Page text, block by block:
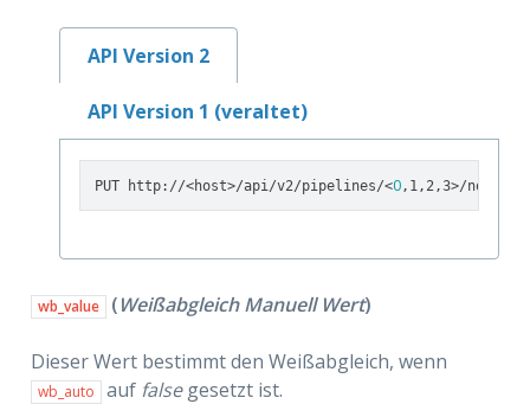
API Version 2
API Version 1 (veraltet)
PUT http://<host>/api/v2/pipelines/<0,1,2,3>/nodes/
wb_value (Weißabgleich Manuell Wert)
Dieser Wert bestimmt den Weißabgleich, wenn
wb_auto auf falsegesetzt ist.